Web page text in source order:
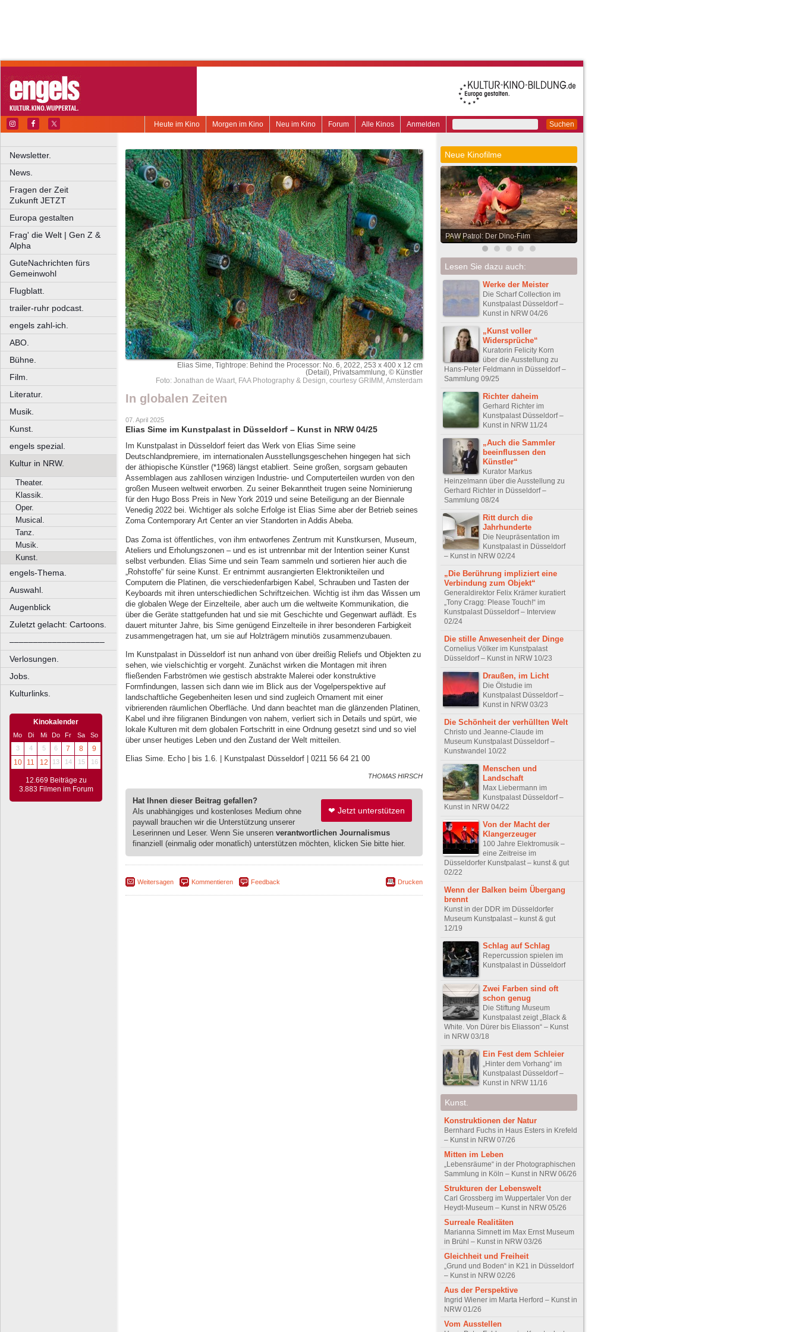
Suchen
Anmelden
Alle Kinos
Forum
Neu im Kino
Morgen im Kino
Heute im Kino
Newsletter.
News.
Fragen der Zeit
Zukunft JETZT
Europa gestalten
Frag' die Welt | Gen Z &
Alpha
GuteNachrichten fürs
Gemeinwohl
Flugblatt.
trailer-ruhr podcast.
engels zahl-ich.
ABO.
Bühne.
Film.
Literatur.
Musik.
Kunst.
engels spezial.
Kultur in NRW.
Theater.
Klassik.
Oper.
Musical.
Tanz.
Musik.
Kunst.
engels-Thema.
Auswahl.
Augenblick
Zuletzt gelacht: Cartoons.
––––––––––––––––––––
Verlosungen.
Jobs.
Kulturlinks.
Kinokalender
Mo Di Mi Do Fr Sa
So
3
4 5 6 7 8
9
10
11 12 13 14 15 16
12.669 Beiträge zu
3.883 Filmen im Forum
Elias Sime, Tightrope: Behind the Processor: No. 6, 2022, 253 x 400 x 12 cm
(Detail), Privatsammlung, © Künstler
Foto: Jonathan de Waart, FAA Photography & Design, courtesy GRIMM, Amsterdam
In globalen Zeiten
07. April 2025
Elias Sime im Kunstpalast in Düsseldorf – Kunst in NRW 04/25
Im Kunstpalast in Düsseldorf feiert das Werk von Elias Sime seine
Deutschlandpremiere, im internationalen Ausstellungsgeschehen hingegen hat sich
der äthiopische Künstler (*1968) längst etabliert. Seine großen, sorgsam gebauten
Assemblagen aus zahllosen winzigen Industrie- und Computerteilen wurden von den
großen Museen weltweit erworben. Zu seiner Bekanntheit trugen seine Nominierung
für den Hugo Boss Preis in New York 2019 und seine Beteiligung an der Biennale
Venedig 2022 bei. Wichtiger als solche Erfolge ist Elias Sime aber der Betrieb seines
Zoma Contemporary Art Center an vier Standorten in Addis Abeba.
Das Zoma ist öffentliches, von ihm entworfenes Zentrum mit Kunstkursen, Museum,
Ateliers und Erholungszonen – und es ist untrennbar mit der Intention seiner Kunst
selbst verbunden. Elias Sime und sein Team sammeln und sortieren hier auch die
„Rohstoffe“ für seine Kunst. Er entnimmt ausrangierten Elektronikteilen und
Computern die Platinen, die verschiedenfarbigen Kabel, Schrauben und Tasten der
Keyboards mit ihren unterschiedlichen Schriftzeichen. Wichtig ist ihm das Wissen um
die globalen Wege der Einzelteile, aber auch um die weltweite Kommunikation, die
über die Geräte stattgefunden hat und sie mit Geschichte und Gegenwart auflädt. Es
dauert mitunter Jahre, bis Sime genügend Einzelteile in ihrer besonderen Farbigkeit
zusammengetragen hat, um sie auf Holzträgern minutiös zusammenzubauen.
Im Kunstpalast in Düsseldorf ist nun anhand von über dreißig Reliefs und Objekten zu
sehen, wie vielschichtig er vorgeht. Zunächst wirken die Montagen mit ihren
fließenden Farbströmen wie gestisch abstrakte Malerei oder konstruktive
Formfindungen, lassen sich dann wie im Blick aus der Vogelperspektive auf
landschaftliche Gegebenheiten lesen und sind zugleich Ornament mit einer
vibrierenden räumlichen Oberfläche. Und dann beachtet man die glänzenden Platinen,
Kabel und ihre filigranen Bindungen von nahem, verliert sich in Details und spürt, wie
lokale Kulturen mit dem globalen Fortschritt in eine Ordnung gesetzt sind und so viel
über unser heutiges Leben und den Zustand der Welt mitteilen.
Elias Sime. Echo | bis 1.6. | Kunstpalast Düsseldorf | 0211 56 64 21 00
THOMAS HIRSCH
❤ Jetzt unterstützen
Hat Ihnen dieser Beitrag gefallen?
Als unabhängiges und kostenloses Medium ohne
paywall brauchen wir die Unterstützung unserer
Leserinnen und Leser. Wenn Sie unseren verantwortlichen Journalismus
finanziell (einmalig oder monatlich) unterstützen möchten, klicken Sie bitte hier.
Weitersagen Kommentieren Feedback Drucken
Neue Kinofilme
PAW Patrol: Der Dino-Film
Lesen Sie dazu auch:
Werke der Meister
Die Scharf Collection im
Kunstpalast Düsseldorf –
Kunst in NRW 04/26
„Kunst voller
Widersprüche“
Kuratorin Felicity Korn
über die Ausstellung zu
Hans-Peter Feldmann in Düsseldorf –
Sammlung 09/25
Richter daheim
Gerhard Richter im
Kunstpalast Düsseldorf –
Kunst in NRW 11/24
„Auch die Sammler
beeinflussen den
Künstler“
Kurator Markus
Heinzelmann über die Ausstellung zu
Gerhard Richter in Düsseldorf –
Sammlung 08/24
Ritt durch die
Jahrhunderte
Die Neupräsentation im
Kunstpalast in Düsseldorf
– Kunst in NRW 02/24
„Die Berührung impliziert eine
Verbindung zum Objekt“
Generaldirektor Felix Krämer kuratiert
„Tony Cragg: Please Touch!“ im
Kunstpalast Düsseldorf – Interview
02/24
Die stille Anwesenheit der Dinge
Cornelius Völker im Kunstpalast
Düsseldorf – Kunst in NRW 10/23
Draußen, im Licht
Die Ölstudie im
Kunstpalast Düsseldorf –
Kunst in NRW 03/23
Die Schönheit der verhüllten Welt
Christo und Jeanne-Claude im
Museum Kunstpalast Düsseldorf –
Kunstwandel 10/22
Menschen und
Landschaft
Max Liebermann im
Kunstpalast Düsseldorf –
Kunst in NRW 04/22
Von der Macht der
Klangerzeuger
100 Jahre Elektromusik –
eine Zeitreise im
Düsseldorfer Kunstpalast – kunst & gut
02/22
Wenn der Balken beim Übergang
brennt
Kunst in der DDR im Düsseldorfer
Museum Kunstpalast – kunst & gut
12/19
Schlag auf Schlag
Repercussion spielen im
Kunstpalast in Düsseldorf
Zwei Farben sind oft
schon genug
Die Stiftung Museum
Kunstpalast zeigt „Black &
White. Von Dürer bis Eliasson“ – Kunst
in NRW 03/18
Ein Fest dem Schleier
„Hinter dem Vorhang“ im
Kunstpalast Düsseldorf –
Kunst in NRW 11/16
Kunst.
Konstruktionen der Natur
Bernhard Fuchs in Haus Esters in Krefeld
– Kunst in NRW 07/26
Mitten im Leben
„Lebensräume“ in der Photographischen
Sammlung in Köln – Kunst in NRW 06/26
Strukturen der Lebenswelt
Carl Grossberg im Wuppertaler Von der
Heydt-Museum – Kunst in NRW 05/26
Surreale Realitäten
Marianna Simnett im Max Ernst Museum
in Brühl – Kunst in NRW 03/26
Gleichheit und Freiheit
„Grund und Boden“ in K21 in Düsseldorf
– Kunst in NRW 02/26
Aus der Perspektive
Ingrid Wiener im Marta Herford – Kunst in
NRW 01/26
Vom Ausstellen